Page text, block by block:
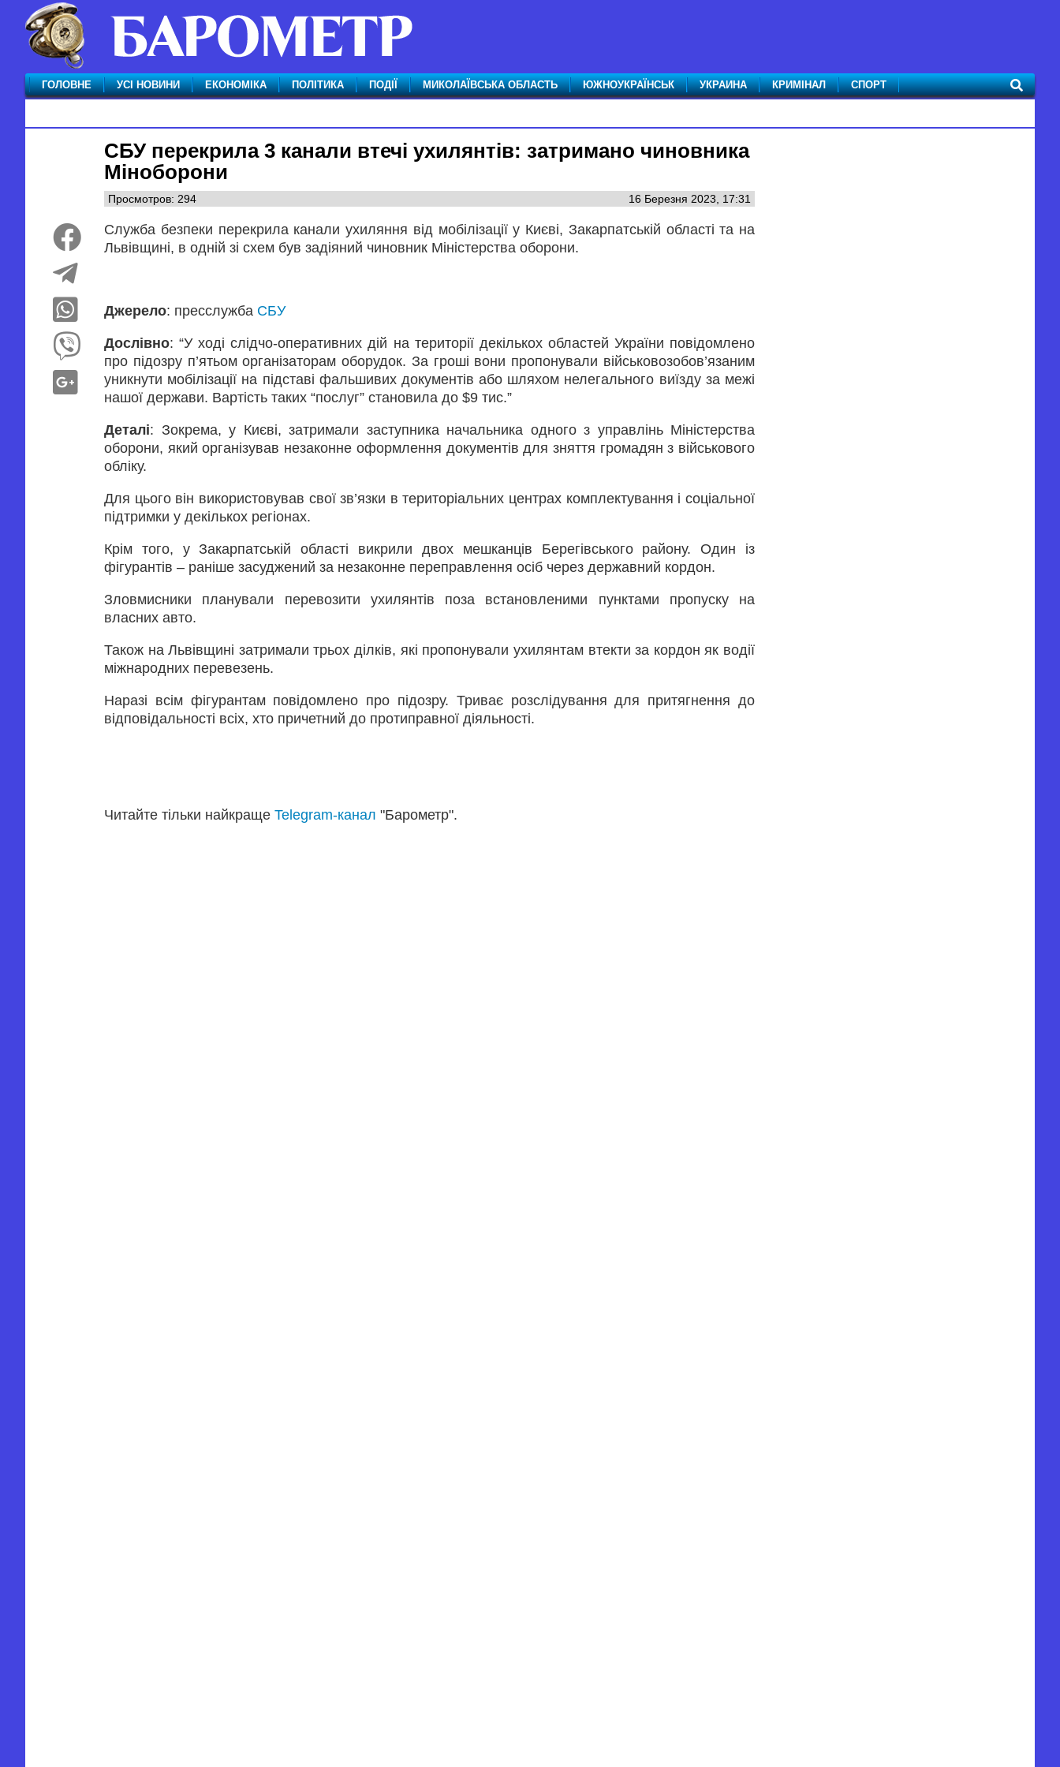
ГОЛОВНЕ УСІ НОВИНИ ЕКОНОМІКА ПОЛІТИКА ПОДІЇ МИКОЛАЇВСЬКА ОБЛАСТЬ ЮЖНОУКРАЇНСЬК УКРАИНА КРИМІНАЛ СПОРТ
СБУ перекрила 3 канали втечі ухилянтів: затримано чиновника
Міноборони
Просмотров: 294 16 Березня 2023, 17:31
Служба безпеки перекрила канали ухиляння від мобілізації у Києві, Закарпатській області та на
Львівщині, в одній зі схем був задіяний чиновник Міністерства оборони.
Джерело: пресслужба СБУ
Дослівно: “У ході слідчо-оперативних дій на території декількох областей України повідомлено
про підозру п’ятьом організаторам оборудок. За гроші вони пропонували військовозобов’язаним
уникнути мобілізації на підставі фальшивих документів або шляхом нелегального виїзду за межі
нашої держави. Вартість таких “послуг” становила до $9 тис.”
Деталі: Зокрема, у Києві, затримали заступника начальника одного з управлінь Міністерства
оборони, який організував незаконне оформлення документів для зняття громадян з військового
обліку.
Для цього він використовував свої зв’язки в територіальних центрах комплектування і соціальної
підтримки у декількох регіонах.
Крім того, у Закарпатській області викрили двох мешканців Берегівського району. Один із
фігурантів – раніше засуджений за незаконне переправлення осіб через державний кордон.
Зловмисники планували перевозити ухилянтів поза встановленими пунктами пропуску на
власних авто.
Також на Львівщині затримали трьох ділків, які пропонували ухилянтам втекти за кордон як водії
міжнародних перевезень.
Наразі всім фігурантам повідомлено про підозру. Триває розслідування для притягнення до
відповідальності всіх, хто причетний до протиправної діяльності.
Читайте тільки найкраще Telegram-канал "Барометр".